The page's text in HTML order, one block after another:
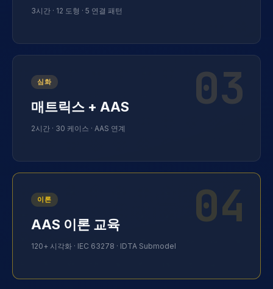
3시간 · 12 도형 · 5 연결 패턴
03
심화
매트릭스 + AAS
2시간 · 30 케이스 · AAS 연계
04
이론
AAS 이론 교육
120+ 시각화 · IEC 63278 · IDTA Submodel